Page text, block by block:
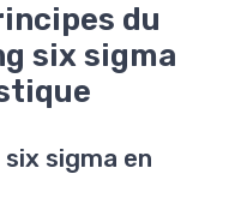
du
six sigma
sigma en